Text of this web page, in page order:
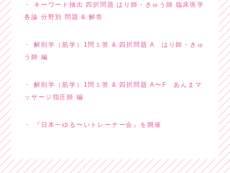
キーワード抽出 四択問題 はり師・きゅう師 臨床医学
各論 分野別 問題 & 解答
解剖学（筋学）1問１答 & 四択問題 A はり師・きゅ
う師 編
解剖学（筋学）1問１答 & 四択問題 A〜F あんまマ
ッサージ指圧師 編
『日本一ゆる〜いトレーナー会』を開催